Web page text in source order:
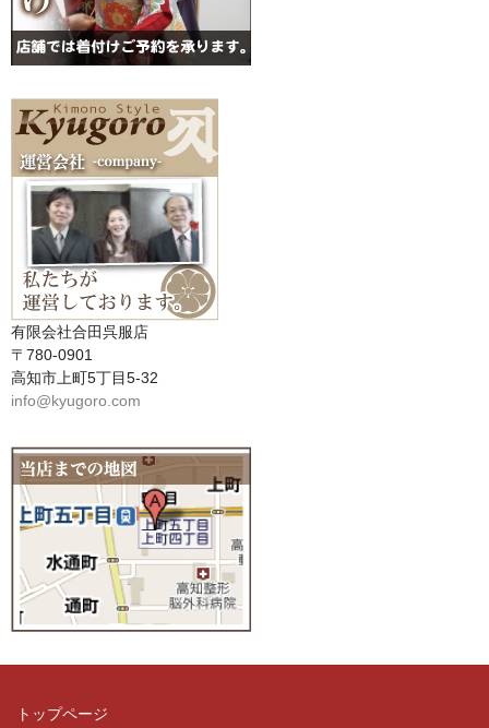
有限会社合田呉服店
〒780-0901
高知市上町5丁目5-32
info@kyugoro.com
トップページ